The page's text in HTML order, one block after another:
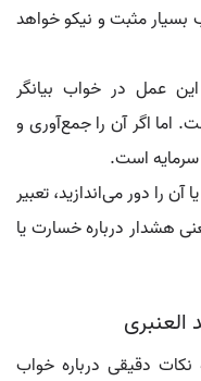
بسیار مثبت و نیکو خواهد
عمل در خواب بیانگر
اما اگر آن را جمع‌آوری و
سرمایه است.
را دور می‌اندازید، تعبیر
هشدار درباره خسارت یا
دقیقی درباره خواب